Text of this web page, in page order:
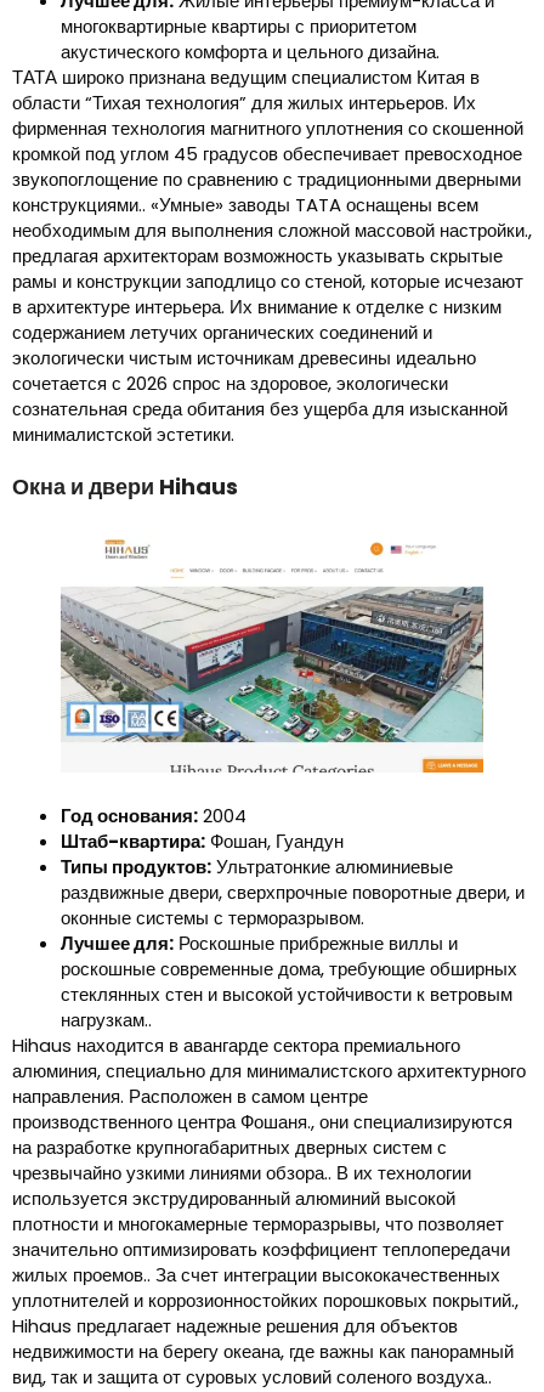
многоквартирные квартиры с приоритетом
акустического комфорта и цельного дизайна.
ТАТА широко признана ведущим специалистом Китая в
области “Тихая технология” для жилых интерьеров. Их
фирменная технология магнитного уплотнения со скошенной
кромкой под углом 45 градусов обеспечивает превосходное
звукопоглощение по сравнению с традиционными дверными
конструкциями.. «Умные» заводы TATA оснащены всем
необходимым для выполнения сложной массовой настройки.,
предлагая архитекторам возможность указывать скрытые
рамы и конструкции заподлицо со стеной, которые исчезают
в архитектуре интерьера. Их внимание к отделке с низким
содержанием летучих органических соединений и
экологически чистым источникам древесины идеально
сочетается с 2026 спрос на здоровое, экологически
сознательная среда обитания без ущерба для изысканной
минималистской эстетики.
Окна и двери Hihaus
Год основания:2004
Штаб-квартира:Фошан, Гуандун
Типы продуктов:Ультратонкие алюминиевые
раздвижные двери, сверхпрочные поворотные двери, и
оконные системы с терморазрывом.
Лучшее для: Роскошные прибрежные виллы и
роскошные современные дома, требующие обширных
стеклянных стен и высокой устойчивости к ветровым
нагрузкам..
Hihaus находится в авангарде сектора премиального
алюминия, специально для минималистского архитектурного
направления. Расположен в самом центре
производственного центра Фошаня., они специализируются
на разработке крупногабаритных дверных систем с
чрезвычайно узкими линиями обзора.. В их технологии
используется экструдированный алюминий высокой
плотности и многокамерные терморазрывы, что позволяет
значительно оптимизировать коэффициент теплопередачи
жилых проемов.. За счет интеграции высококачественных
уплотнителей и коррозионностойких порошковых покрытий.,
Hihaus предлагает надежные решения для объектов
недвижимости на берегу океана, где важны как панорамный
вид, так и защита от суровых условий соленого воздуха..